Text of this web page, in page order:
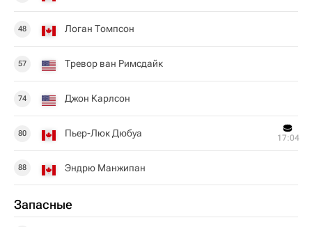
48 Логан Томпсон
57 Тревор ван Римсдайк
74 Джон Карлсон
80 Пьер-Люк Дюбуа 17:04
88 Эндрю Манжипан
Запасные